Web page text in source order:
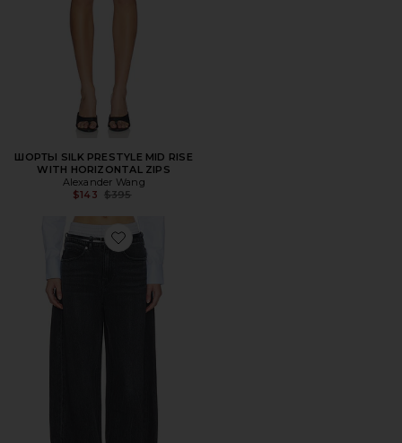
ШОРТЫ SILK PRESTYLE MID RISE
WITH HORIZONTAL ZIPS
Alexander Wang
$143 Previous price:
$395
Favorite ДЖИНСЫ PRESTYLE BLOW UP WITH LEATHER